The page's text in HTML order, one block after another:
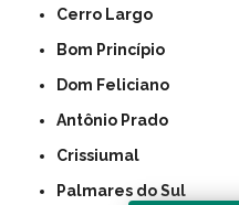
Cerro Largo
Bom Princípio
Dom Feliciano
Antônio Prado
Crissiumal
Palmares do Sul